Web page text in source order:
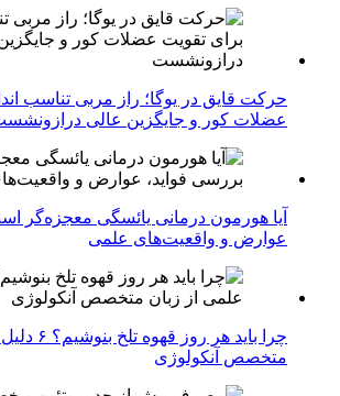
حرکت قایق در یوگا؛ راز مربی تناسب
عضلات کور و جایگزین عالی
آیا هورمون درمانی یائسگی معجزه‌گر
عوارض و واقعیت‌های علمی
چرا باید هر
متخصص آنکولوژی